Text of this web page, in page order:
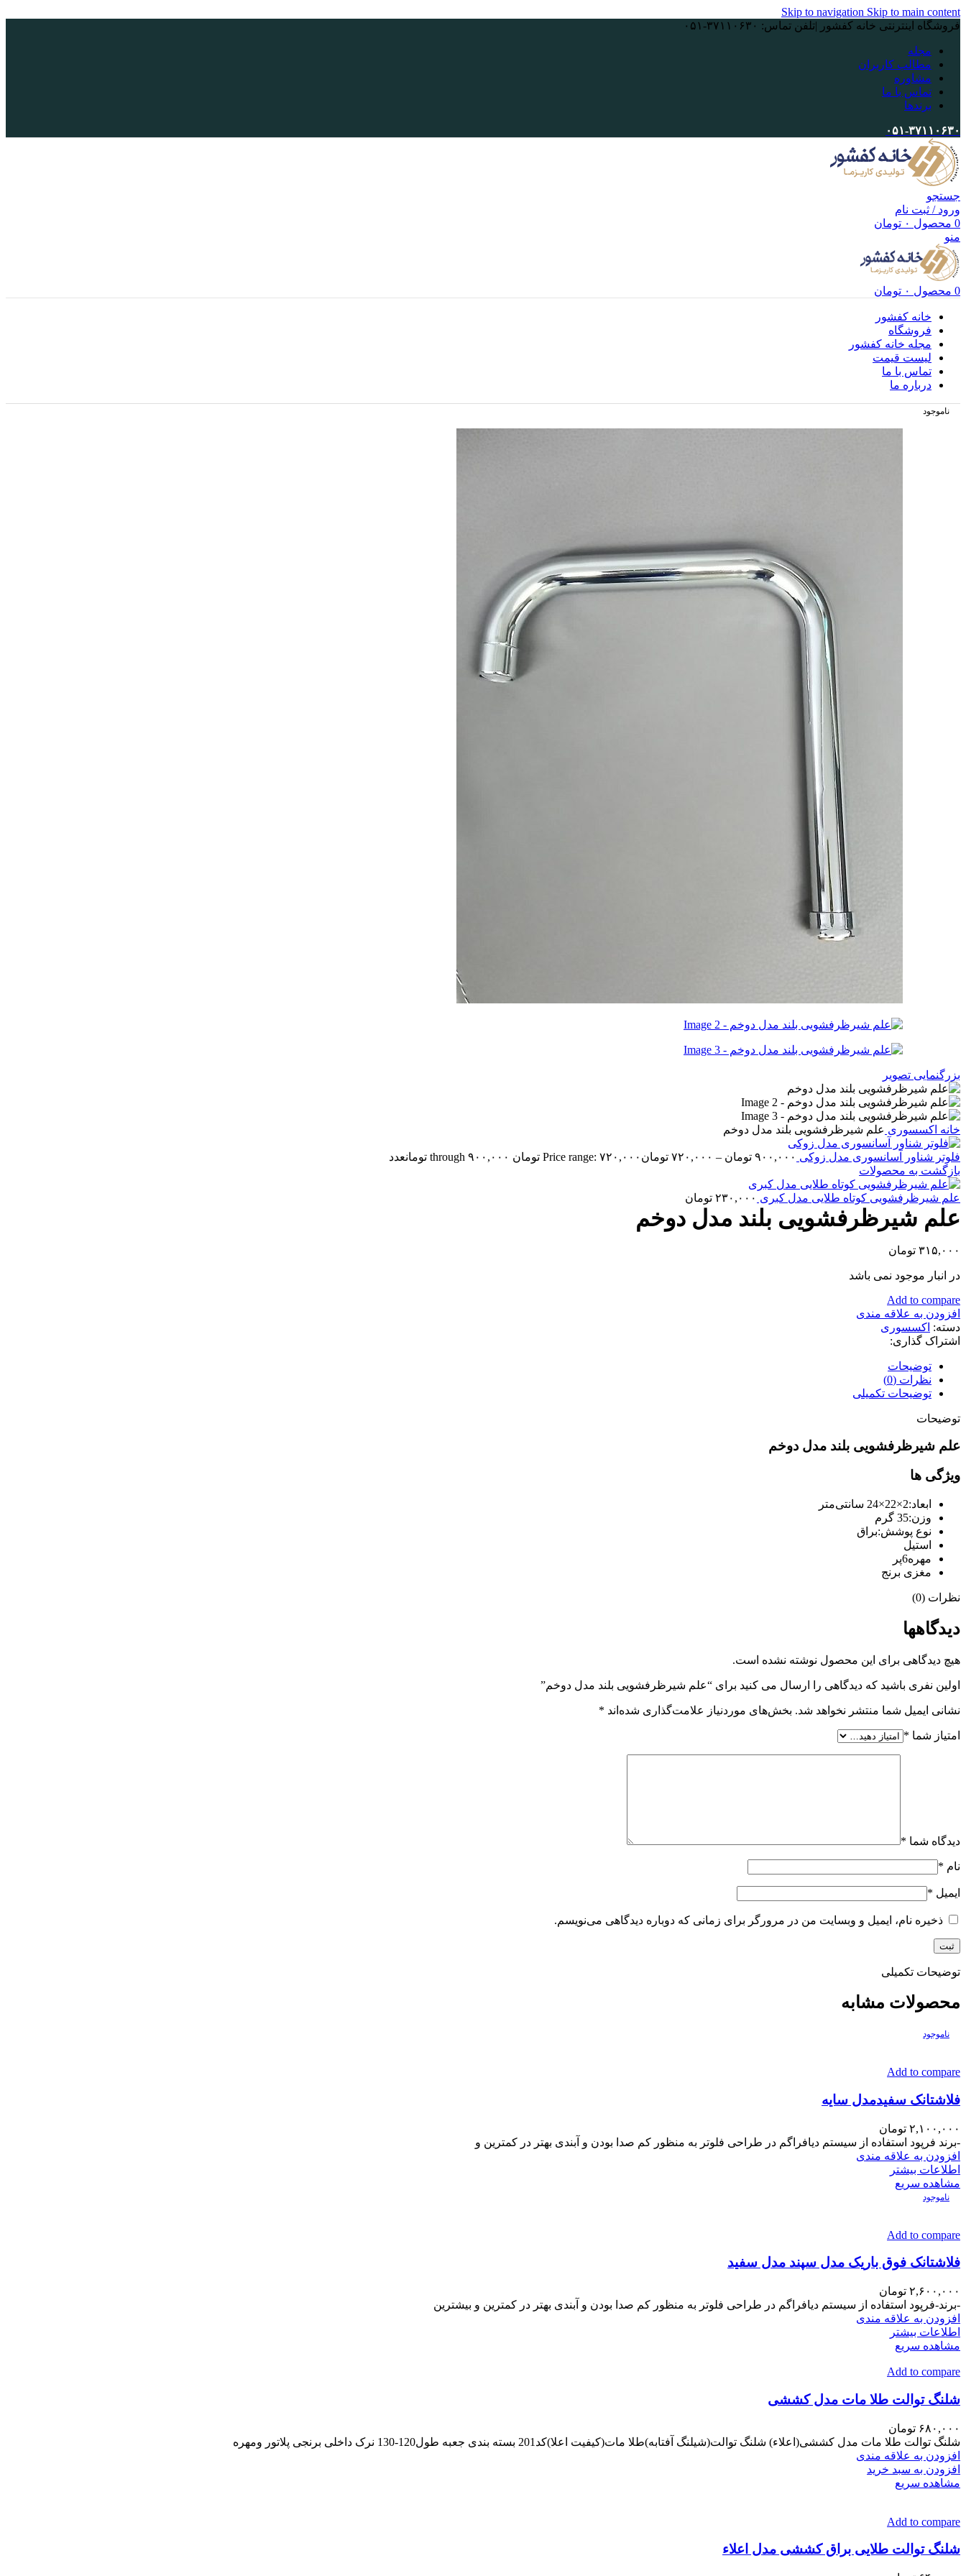
Skip to navigation Skip to main content
فروشگاه اینترنتی خانه کفشور |تلفن تماس: ۳۷۱۱۰۶۳۰-۰۵۱
مجله
مطالب کاربران
مشاوره
تماس با ما
برندها
۰۵۱-۳۷۱۱۰۶۳۰
جستجو
ورود / ثبت نام
0 محصول ۰ تومان
منو
0 محصول ۰ تومان
خانه کفشور
فروشگاه
مجله خانه کفشور
لیست قیمت
تماس با ما
درباره ما
ناموجود
بزرگنمایی تصویر
خانه اکسسوری علم شیرظرفشویی بلند مدل دوخم
فلوتر شناور آسانسوری مدل زوکی ۹۰۰,۰۰۰ تومان – ۷۲۰,۰۰۰ تومان Price range: ۷۲۰,۰۰۰ تومان through ۹۰۰,۰۰۰ تومان
عدد
بازگشت به محصولات
علم شیرظرفشویی کوتاه طلایی مدل کبری ۲۳۰,۰۰۰ تومان
علم شیرظرفشویی بلند مدل دوخم
۳۱۵,۰۰۰ تومان
در انبار موجود نمی باشد
Add to compare
افزودن به علاقه مندی
دسته: اکسسوری
اشتراک گذاری:
توضیحات
نظرات (0)
توضیحات تکمیلی
توضیحات
علم شیرظرفشویی بلند مدل دوخم
ویژگی ها
ابعاد:2×22×24 سانتی‌متر
وزن:35 گرم
نوع پوشش:براق
استیل
مهره6پر
مغزی برنج
نظرات (0)
دیدگاهها
هیچ دیدگاهی برای این محصول نوشته نشده است.
اولین نفری باشید که دیدگاهی را ارسال می کنید برای “علم شیرظرفشویی بلند مدل دوخم”
نشانی ایمیل شما منتشر نخواهد شد. بخش‌های موردنیاز علامت‌گذاری شده‌اند *
امتیاز شما *
دیدگاه شما *
نام *
ایمیل *
ذخیره نام، ایمیل و وبسایت من در مرورگر برای زمانی که دوباره دیدگاهی می‌نویسم.
توضیحات تکمیلی
محصولات مشابه
ناموجود
Add to compare
فلاشتانک سفیدمدل سایه
۲,۱۰۰,۰۰۰ تومان
-برند فرپود استفاده از سیستم دیافراگم در طراحی فلوتر به منظور کم صدا بودن و آبندی بهتر در کمترین و
افزودن به علاقه مندی
اطلاعات بیشتر
مشاهده سریع
ناموجود
Add to compare
فلاشتانک فوق باریک مدل سپند مدل سفید
۲,۶۰۰,۰۰۰ تومان
-برند-فرپود استفاده از سیستم دیافراگم در طراحی فلوتر به منظور کم صدا بودن و آبندی بهتر در کمترین و بیشترین
افزودن به علاقه مندی
اطلاعات بیشتر
مشاهده سریع
Add to compare
شلنگ توالت طلا مات مدل کششی
۶۸۰,۰۰۰ تومان
شلنگ توالت طلا مات مدل کششی(اعلاء) شلنگ توالت(شیلنگ آفتابه)طلا مات(کیفیت اعلا)کد201 بسته بندی جعبه طول120-130 نرک داخلی برنجی پلاتور ومهره
افزودن به علاقه مندی
افزودن به سبد خرید
مشاهده سریع
Add to compare
شلنگ توالت طلایی براق کششی مدل اعلاء